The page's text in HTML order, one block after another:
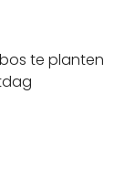
te planten